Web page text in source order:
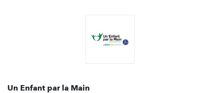
Un Enfant par la Main